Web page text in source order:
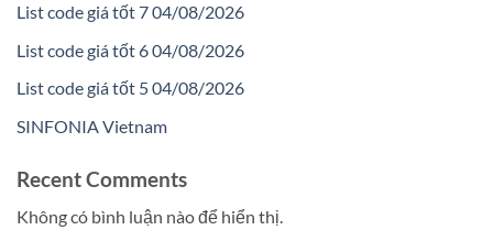
List code giá tốt 7 04/08/2026
List code giá tốt 6 04/08/2026
List code giá tốt 5 04/08/2026
SINFONIA Vietnam
Recent Comments
Không có bình luận nào để hiển thị.